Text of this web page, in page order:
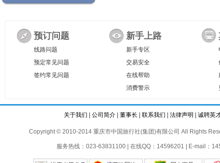
预订问题
线路问题
预定常见问题
签约常见问题
新手上路
新手专区
交易安全
在线帮助
消费警示
关于我们 公司简介 董事长 联系我们 法律声明 诚聘英
Copyright © 2010-2014 重庆市中国旅行社(集团)有限公司 All Rights
服务热线：023-63831100 | 在线QQ：14596201 | E-mail：